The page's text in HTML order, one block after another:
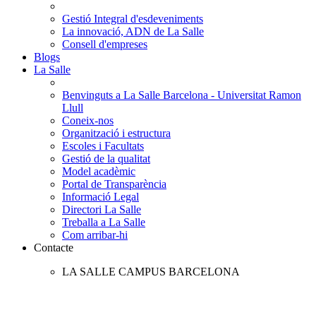
Gestió Integral d'esdeveniments
La innovació, ADN de La Salle
Consell d'empreses
Blogs
La Salle
Benvinguts a La Salle Barcelona - Universitat Ramon
Llull
Coneix-nos
Organització i estructura
Escoles i Facultats
Gestió de la qualitat
Model acadèmic
Portal de Transparència
Informació Legal
Directori La Salle
Treballa a La Salle
Com arribar-hi
Contacte
LA SALLE CAMPUS BARCELONA